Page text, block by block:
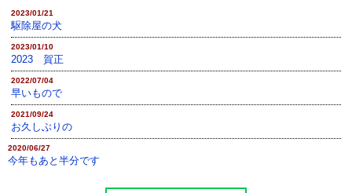
2023/01/21
駆除屋の犬
2023/01/10
2023 賀正
2022/07/04
早いもので
2021/09/24
お久しぶりの
2020/06/27
今年もあと半分です